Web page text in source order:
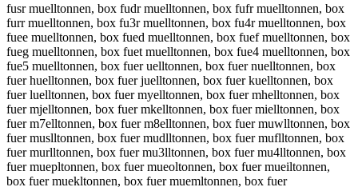
fusr muelltonnen, box fudr muelltonnen, box fufr muelltonnen, box
furr muelltonnen, box fu3r muelltonnen, box fu4r muelltonnen, box
fuee muelltonnen, box fued muelltonnen, box fuef muelltonnen, box
fueg muelltonnen, box fuet muelltonnen, box fue4 muelltonnen, box
fue5 muelltonnen, box fuer uelltonnen, box fuer nuelltonnen, box
fuer huelltonnen, box fuer juelltonnen, box fuer kuelltonnen, box
fuer luelltonnen, box fuer myelltonnen, box fuer mhelltonnen, box
fuer mjelltonnen, box fuer mkelltonnen, box fuer mielltonnen, box
fuer m7elltonnen, box fuer m8elltonnen, box fuer muwlltonnen, box
fuer muslltonnen, box fuer mudlltonnen, box fuer muflltonnen, box
fuer murlltonnen, box fuer mu3lltonnen, box fuer mu4lltonnen, box
fuer muepltonnen, box fuer mueoltonnen, box fuer mueiltonnen,
box fuer muekltonnen, box fuer muemltonnen, box fuer